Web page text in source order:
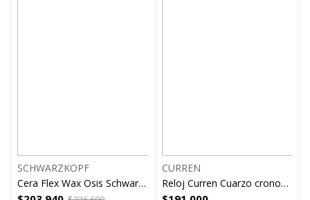
SCHWARZKOPF
Cera Flex Wax Osis Schwarzkopf x2
CURREN
Reloj Curren Cuarzo cronografo Acero Inoxidable 8402